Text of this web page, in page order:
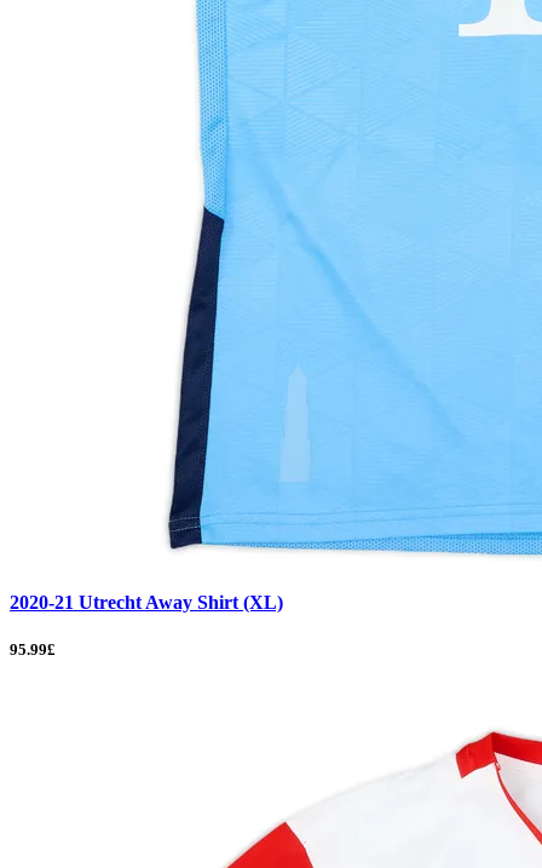
2020-21 Utrecht Away Shirt (XL)
95.99£